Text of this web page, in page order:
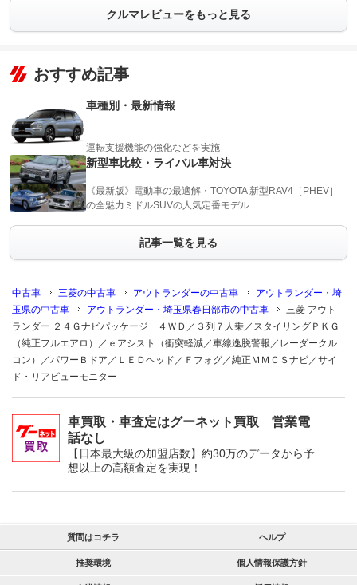
クルマレビューをもっと見る
おすすめ記事
車種別・最新情報
運転支援機能の強化などを実施
新型車比較・ライバル車対決
《最新版》電動車の最適解・TOYOTA 新型RAV4［PHEV］
の全魅力ミドルSUVの人気定番モデル…
記事一覧を見る
中古車 三菱の中古車 アウトランダーの中古車
アウトランダー・埼
玉県の中古車
アウトランダー・埼玉県春日部市の中古車
三菱 アウト
ランダー ２４Ｇナビパッケージ ４ＷＤ／３列７人乗／スタイリングＰＫＧ
（純正フルエアロ）／ｅアシスト（衝突軽減／車線逸脱警報／レーダークル
コン）／パワーＢドア／ＬＥＤヘッド／Ｆフォグ／純正ＭＭＣＳナビ／サイ
ド・リアビューモニター
車買取・車査定はグーネット買取 営業電
話なし
【日本最大級の加盟店数】約30万のデータから予
想以上の高額査定を実現！
質問はコチラ ヘルプ
推奨環境 個人情報保護方針